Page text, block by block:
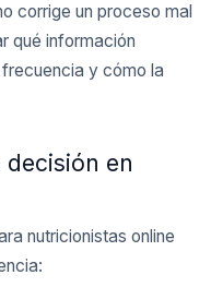
corrige un proceso mal
qué información
y cómo la
en
nutricionistas online